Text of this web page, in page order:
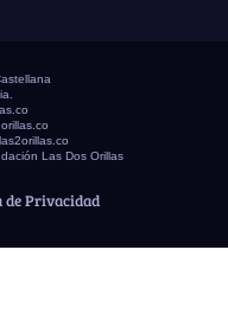
Las Dos Orillas
Privacidad